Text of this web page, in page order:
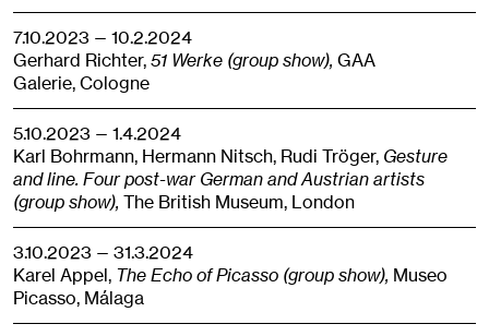
7.10.2023 — 10.2.2024
Gerhard Richter,51 Werke (group show), GAA
Galerie,Cologne
5.10.2023 — 1.4.2024
Karl Bohrmann, Hermann Nitsch, Rudi Tröger, Gesture
and line. Four post-war German and Austrian artists
(group show), The British Museum, London
3.10.2023 — 31.3.2024
Karel Appel, The Echo of Picasso (group show), Museo
Picasso, Málaga